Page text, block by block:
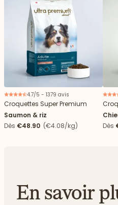
4.7/5 - 1379 avis
Croquettes Super Premium
Saumon & riz
Dès €48.90 (€4.08/kg)
Dès
En savoir